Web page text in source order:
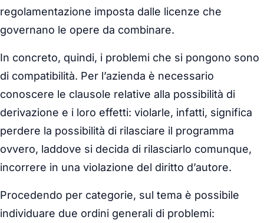
regolamentazione imposta dalle licenze che
governano le opere da combinare.
In concreto, quindi, i problemi che si pongono sono
di compatibilità. Per l’azienda è necessario
conoscere le clausole relative alla possibilità di
derivazione e i loro effetti: violarle, infatti, significa
perdere la possibilità di rilasciare il programma
ovvero, laddove si decida di rilasciarlo comunque,
incorrere in una violazione del diritto d’autore.
Procedendo per categorie, sul tema è possibile
individuare due ordini generali di problemi: